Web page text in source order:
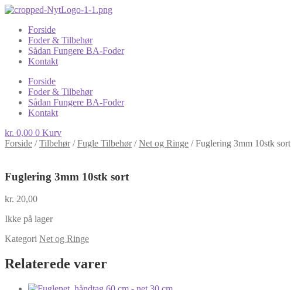
Forside
Foder & Tilbehør
Sådan Fungere BA-Foder
Kontakt
Forside
Foder & Tilbehør
Sådan Fungere BA-Foder
Kontakt
kr. 0,00 0 Kurv
Forside /Tilbehør/Fugle Tilbehør/Net og Ringe /Fuglering 3mm 10stk sort
Fuglering 3mm 10stk sort
kr. 20,00
Ikke på lager
Kategori Net og Ringe
Relaterede varer